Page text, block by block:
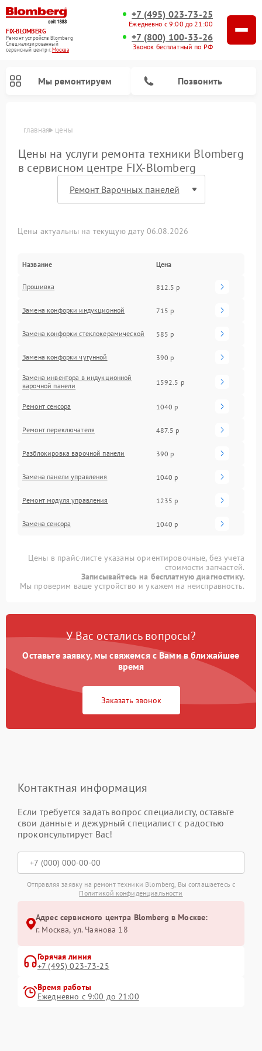
FIX-BLOMBERG
Ремонт устройств Blomberg
Специализированный
cервисный центр г.Москва
+7 (495) 023-73-25
Ежедневно с 9:00 до 21:00
+7 (800) 100-33-26
Звонок бесплатный по РФ
Мы ремонтируем Позвонить
главная цены
Цены на услуги ремонта техники Blomberg
в сервисном центре FIX-Blomberg
Цены актуальны на текущую дату 06.08.2026
Название Цена
Прошивка 812.5 р
Замена конфорки индукционной 715 р
Замена конфорки стеклокерамической 585 р
Замена конфорки чугунной 390 р
Замена инвентора в индукционной
варочной панели
1592.5 р
Ремонт сенсора 1040 р
Ремонт переключателя 487.5 р
Разблокировка варочной панели 390 р
Замена панели управления 1040 р
Ремонт модуля управления 1235 р
Замена сенсора 1040 р
Цены в прайс-листе указаны ориентировочные, без учета
стоимости запчастей.
Записывайтесь на бесплатную диагностику.
Мы проверим ваше устройство и укажем на неисправность.
У Вас остались вопросы?
Оставьте заявку, мы свяжемся с Вами в ближайшее
время
Заказать звонок
Контактная информация
Если требуется задать вопрос специалисту, оставьте
свои данные и дежурный специалист с радостью
проконсультирует Вас!
Отправляя заявку на ремонт техники Blomberg, Вы соглашаетесь с
Политикой конфиденциальности
Адрес сервисного центра Blomberg в Москве:
г. Москва, ул. Чаянова 18
Горячая линия
+7 (495) 023-73-25
Время работы
Ежедневно с 9:00 до 21:00